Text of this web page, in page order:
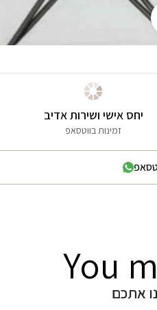
לחץ להגדלה
יחס אישי ושירות אדיב
זמינות בווטסאפ
You
אתכם